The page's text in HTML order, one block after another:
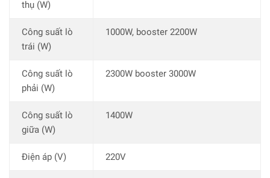
thụ (W)
Công suất lò
trái (W)
1000W, booster 2200W
Công suất lò
phải (W)
2300W booster 3000W
Công suất lò
giữa (W)
1400W
Điện áp (V) 220V